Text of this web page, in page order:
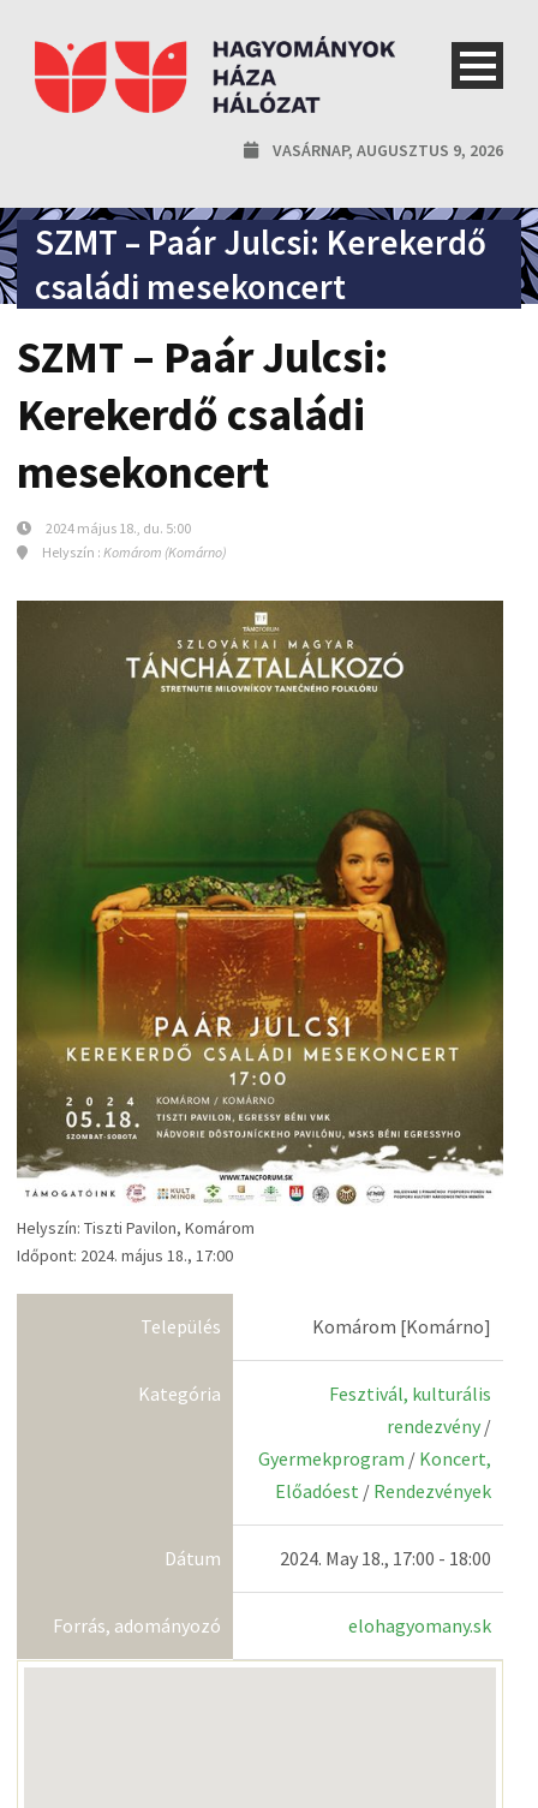
VASÁRNAP, AUGUSZTUS 9, 2026
SZMT – Paár Julcsi: Kerekerdő
családi mesekoncert
SZMT – Paár Julcsi:
Kerekerdő családi
mesekoncert
2024 május 18., du. 5:00
Helyszín : Komárom (Komárno)
Helyszín: Tiszti Pavilon, Komárom
Időpont: 2024. május 18., 17:00
Település Komárom [Komárno]
Kategória
Fesztivál, kulturális
rendezvény /
Gyermekprogram / Koncert,
Előadóest / Rendezvények
Dátum 2024. May 18., 17:00 - 18:00
Forrás, adományozó elohagyomany.sk